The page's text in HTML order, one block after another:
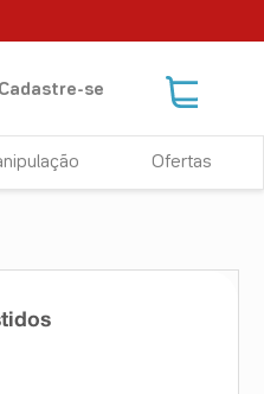
se
Ofertas